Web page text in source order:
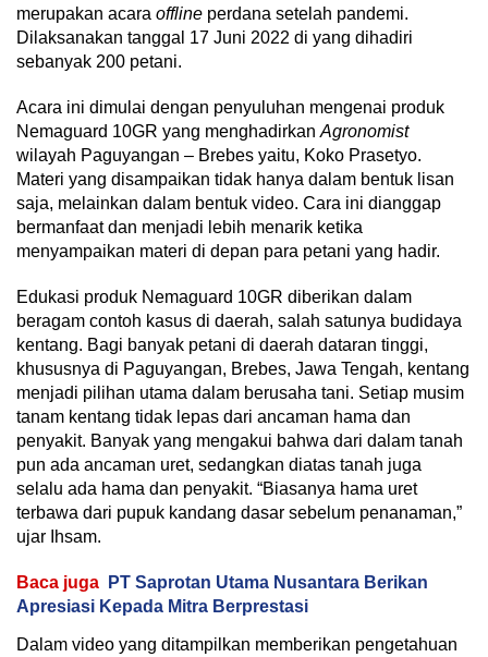
merupakan acara offline perdana setelah pandemi.
Dilaksanakan tanggal 17 Juni 2022 di yang dihadiri
sebanyak 200 petani.
Acara ini dimulai dengan penyuluhan mengenai produk
Nemaguard 10GR yang menghadirkan Agronomist
wilayah Paguyangan – Brebes yaitu, Koko Prasetyo.
Materi yang disampaikan tidak hanya dalam bentuk lisan
saja, melainkan dalam bentuk video. Cara ini dianggap
bermanfaat dan menjadi lebih menarik ketika
menyampaikan materi di depan para petani yang hadir.
Edukasi produk Nemaguard 10GR diberikan dalam
beragam contoh kasus di daerah, salah satunya budidaya
kentang. Bagi banyak petani di daerah dataran tinggi,
khususnya di Paguyangan, Brebes, Jawa Tengah, kentang
menjadi pilihan utama dalam berusaha tani. Setiap musim
tanam kentang tidak lepas dari ancaman hama dan
penyakit. Banyak yang mengakui bahwa dari dalam tanah
pun ada ancaman uret, sedangkan diatas tanah juga
selalu ada hama dan penyakit. “Biasanya hama uret
terbawa dari pupuk kandang dasar sebelum penanaman,”
ujar Ihsam.
Baca juga
PT Saprotan Utama Nusantara Berikan
Apresiasi Kepada Mitra Berprestasi
Dalam video yang ditampilkan memberikan pengetahuan